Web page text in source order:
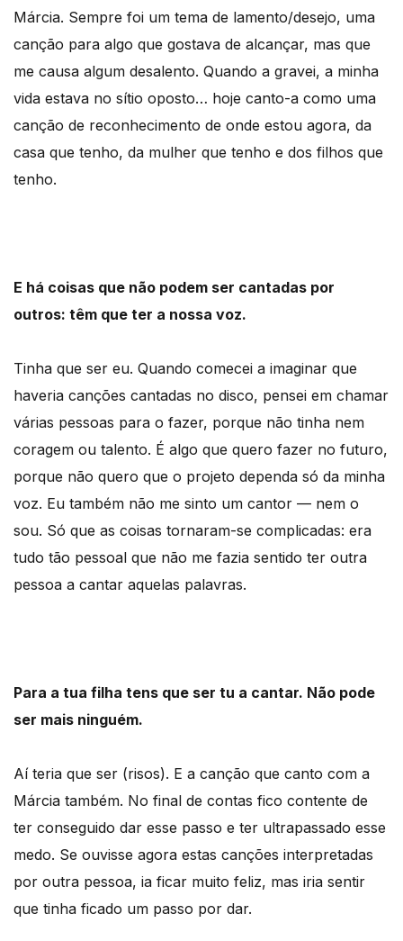
Márcia. Sempre foi um tema de lamento/desejo, uma
canção para algo que gostava de alcançar, mas que
me causa algum desalento. Quando a gravei, a minha
vida estava no sítio oposto… hoje canto-a como uma
canção de reconhecimento de onde estou agora, da
casa que tenho, da mulher que tenho e dos filhos que
tenho.
E há coisas que não podem ser cantadas por
outros: têm que ter a nossa voz.
Tinha que ser eu. Quando comecei a imaginar que
haveria canções cantadas no disco, pensei em chamar
várias pessoas para o fazer, porque não tinha nem
coragem ou talento. É algo que quero fazer no futuro,
porque não quero que o projeto dependa só da minha
voz. Eu também não me sinto um cantor — nem o
sou. Só que as coisas tornaram-se complicadas: era
tudo tão pessoal que não me fazia sentido ter outra
pessoa a cantar aquelas palavras.
Para a tua filha tens que ser tu a cantar. Não pode
ser mais ninguém.
Aí teria que ser (risos). E a canção que canto com a
Márcia também. No final de contas fico contente de
ter conseguido dar esse passo e ter ultrapassado esse
medo. Se ouvisse agora estas canções interpretadas
por outra pessoa, ia ficar muito feliz, mas iria sentir
que tinha ficado um passo por dar.